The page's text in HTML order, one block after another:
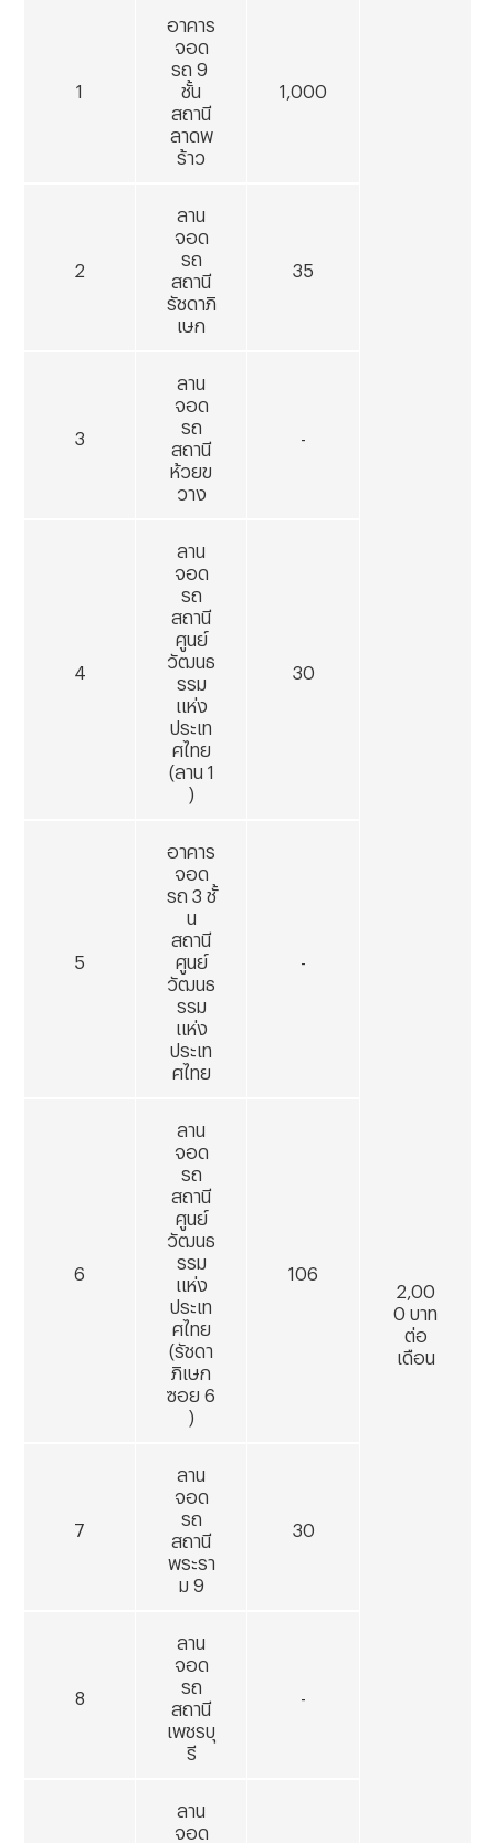
1
อาคาร
จอด
รถ 9
ชั้น
สถานี
ลาดพ
ร้าว
1,000
2,00
0 บาท
ต่อ
เดือน
2
ลาน
จอด
รถ
สถานี
รัชดาภิ
เษก
35
3
ลาน
จอด
รถ
สถานี
ห้วยข
วาง
4
ลาน
จอด
รถ
สถานี
ศูนย์
วัฒนธ
รรม
แห่ง
ประเท
ศไทย
(ลาน 1
)
30
5
อาคาร
จอด
รถ 3 ชั้
น
สถานี
ศูนย์
วัฒนธ
รรม
แห่ง
ประเท
ศไทย
6
ลาน
จอด
รถ
สถานี
ศูนย์
วัฒนธ
รรม
แห่ง
ประเท
ศไทย
(รัชดา
ภิเษก
ซอย 6
)
106
7
ลาน
จอด
รถ
สถานี
พระรา
ม 9
30
8
ลาน
จอด
รถ
สถานี
เพชรบุ
รี
ลาน
จอด